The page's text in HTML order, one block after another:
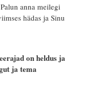
anna meilegi
hädas ja Sinu
on heldus ja
ja tema